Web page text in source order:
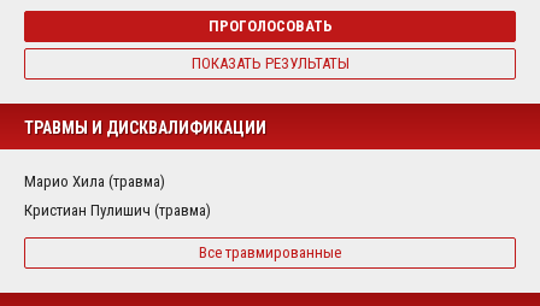
ПРОГОЛОСОВАТЬ
ПОКАЗАТЬ РЕЗУЛЬТАТЫ
ТРАВМЫ И ДИСКВАЛИФИКАЦИИ
Марио Хила (травма)
Кристиан Пулишич (травма)
Все травмированные